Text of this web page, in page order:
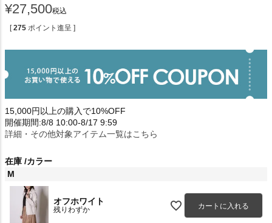
¥27,500税込
[ 275 ポイント進呈 ]
15,000円以上の購入で10%OFF
開催期間:8/8 10:00-8/17 9:59
詳細・その他対象アイテム一覧はこちら
在庫 カラー
M
オフホワイト
残りわずか カートに入れる